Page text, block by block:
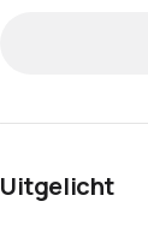
Uitgelicht